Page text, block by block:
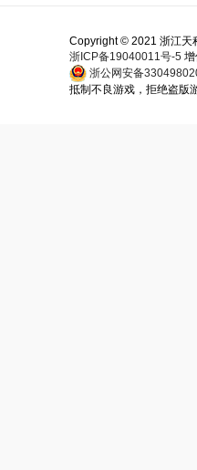
Copyright © 2021 浙江天
浙ICP备19040011号-5
浙公网安备
抵制不良游戏，拒绝盗版